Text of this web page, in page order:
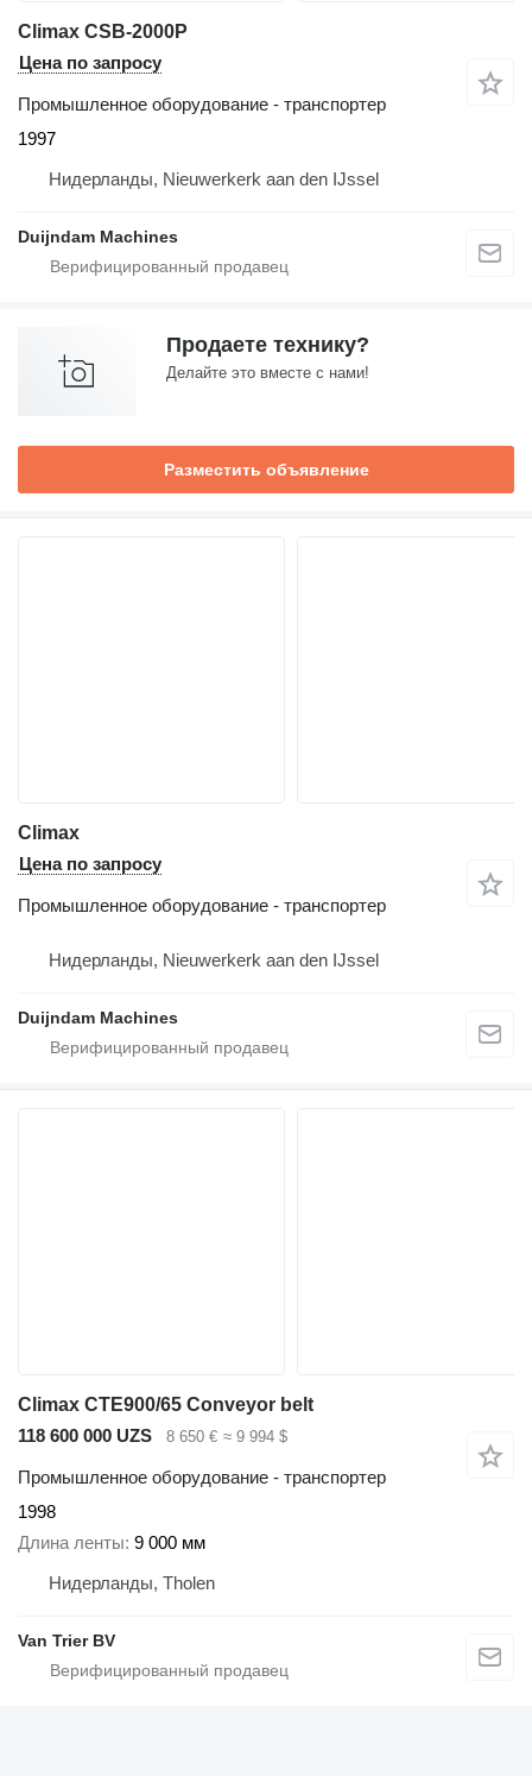
Climax CSB-2000P
Цена по запросу
Промышленное оборудование - транспортер
1997
Нидерланды, Nieuwerkerk aan den IJssel
Duijndam Machines
Продаете технику?
Делайте это вместе с нами!
Разместить объявление
Climax
Цена по запросу
Промышленное оборудование - транспортер
Нидерланды, Nieuwerkerk aan den IJssel
Duijndam Machines
Climax CTE900/65 Conveyor belt
118 600 000 UZS
8 650 € ≈ 9 994 $
Промышленное оборудование - транспортер
1998
Длина ленты 9 000 мм
Нидерланды, Tholen
Van Trier BV